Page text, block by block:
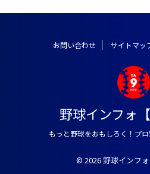
お問い合わせ サイトマッ
野球インフォ
もっと野球をおもしろく！プ
© 2026 野球インフォ